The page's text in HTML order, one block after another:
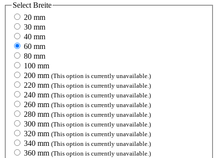
Select Breite
20 mm
30 mm
40 mm
60 mm
80 mm
100 mm
200 mm (This option is currently unavailable.)
220 mm (This option is currently unavailable.)
240 mm (This option is currently unavailable.)
260 mm (This option is currently unavailable.)
280 mm (This option is currently unavailable.)
300 mm (This option is currently unavailable.)
320 mm (This option is currently unavailable.)
340 mm (This option is currently unavailable.)
360 mm (This option is currently unavailable.)